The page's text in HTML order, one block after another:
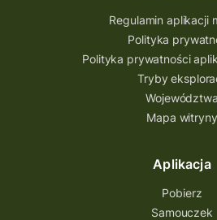
Regulamin aplikacji
Polityka
Polityka prywatności
Tryby
Województwa
Mapa witryny
Aplikacja
Pobierz
Samouczek